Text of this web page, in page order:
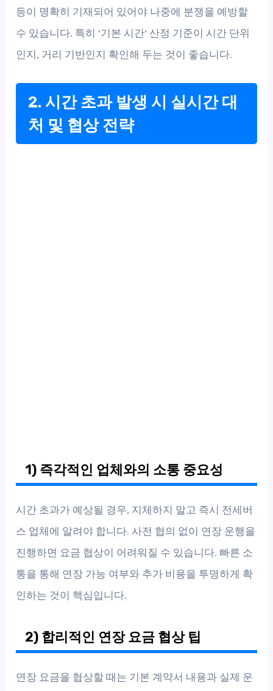
등이 명확히 기재되어 있어야 나중에 분쟁을 예방할
수 있습니다. 특히 ‘기본 시간’ 산정 기준이 시간 단위
인지, 거리 기반인지 확인해 두는 것이 좋습니다.
2. 시간 초과 발생 시 실시간 대
처 및 협상 전략
1) 즉각적인 업체와의 소통 중요성
시간 초과가 예상될 경우, 지체하지 말고 즉시 전세버
스 업체에 알려야 합니다. 사전 협의 없이 연장 운행을
진행하면 요금 협상이 어려워질 수 있습니다. 빠른 소
통을 통해 연장 가능 여부와 추가 비용을 투명하게 확
인하는 것이 핵심입니다.
2) 합리적인 연장 요금 협상 팁
연장 요금을 협상할 때는 기본 계약서 내용과 실제 운